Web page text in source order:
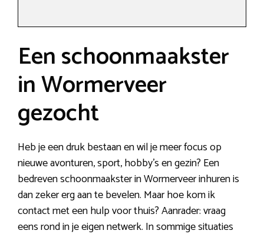
Een schoonmaakster
in Wormerveer
gezocht
Heb je een druk bestaan en wil je meer focus op
nieuwe avonturen, sport, hobby’s en gezin? Een
bedreven schoonmaakster in Wormerveer inhuren is
dan zeker erg aan te bevelen. Maar hoe kom ik
contact met een hulp voor thuis? Aanrader: vraag
eens rond in je eigen netwerk. In sommige situaties